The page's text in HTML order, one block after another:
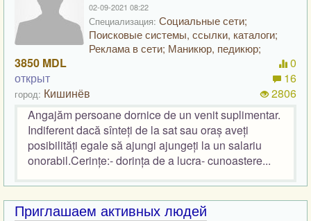
02-09-2021 08:22
Специализация: Социальные сети;
Поисковые системы, ссылки, каталоги;
Реклама в сети; Маникюр, педикюр;
3850 MDL
открыт
город: Кишинёв
0
16
2806
Angajăm persoane dornice de un venit suplimentar.
Indiferent dacă sînteți de la sat sau oraș aveți
posibilități egale să ajungi ajungeți la un salariu
onorabil.Cerințe:- dorința de a lucra- cunoastere...
Приглашаем активных людей